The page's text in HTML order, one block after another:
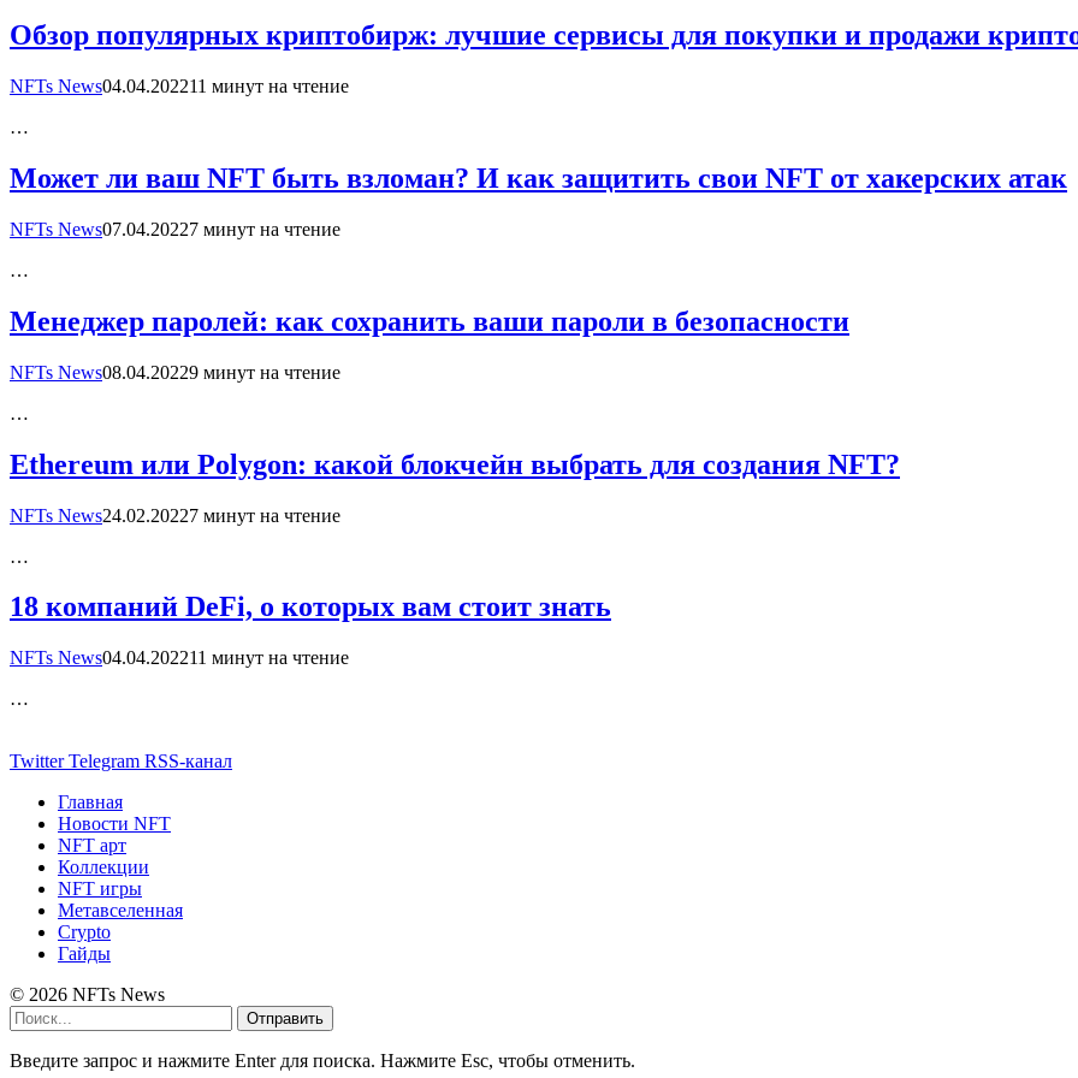
Обзор популярных криптобирж: лучшие сервисы для покупки и продажи
NFTs News04.04.202211 минут на чтение
…
Может ли ваш NFT быть взломан? И как защитить свои NFT от хакерских атак
NFTs News07.04.20227 минут на чтение
…
Менеджер паролей: как сохранить ваши пароли в безопасности
NFTs News08.04.20229 минут на чтение
…
Ethereum или Polygon: какой блокчейн выбрать для создания NFT?
NFTs News24.02.20227 минут на чтение
…
18 компаний DeFi, о которых вам стоит знать
NFTs News04.04.202211 минут на чтение
…
Twitter Telegram RSS-канал
Главная
Новости NFT
NFT арт
Коллекции
NFT игры
Метавселенная
Crypto
Гайды
© 2026 NFTs News
Отправить
Введите запрос и нажмите Enter для поиска. Нажмите Esc, чтобы отменить.